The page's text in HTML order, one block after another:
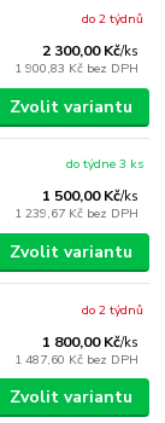
2 300,00 Kč/ks
1 900,83 Kč bez DPH
do 2 týdnů
Zvolit variantu
1 500,00 Kč/ks
1 239,67 Kč bez DPH
do týdne 3 ks
Zvolit variantu
1 800,00 Kč/ks
1 487,60 Kč bez DPH
do 2 týdnů
Zvolit variantu